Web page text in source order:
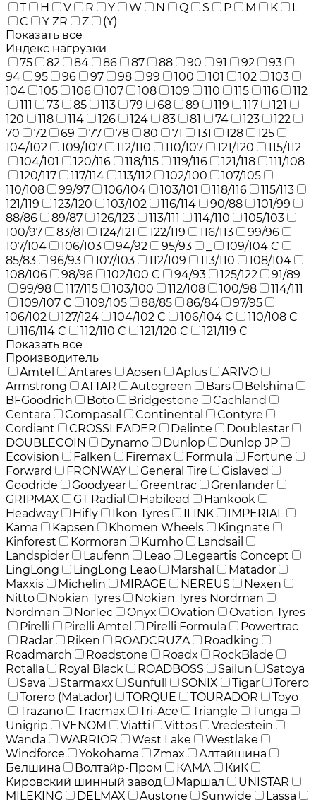
T
H V R Y W N Q S P M K
L
C
Y ZR Z
(Y)
Показать все
Индекс нагрузки
75
82 84 86 87 88 90 91 92
93
94
95 96 97 98 99 100 101 102
103
104
105 106 107 108 109 110 115 116
112
111
73 85 113 79 68 89 119 117
121
120
118 114 126 124 83 81 74 123
122
70
72 69 77 78 80 71 131 128
125
104/102
109/107 112/110 110/107 121/120
115/112
104/101
120/116 118/115 119/116 121/118
111/108
120/117
117/114 113/112 102/100
107/105
110/108
99/97 106/104 103/101 118/116
115/113
121/119
123/120 103/102 116/114 90/88
101/99
88/86
89/87 126/123 113/111 114/110
105/103
100/97
83/81 124/121 122/119 116/113
99/96
107/104
106/103 94/92 95/93
109/104 C
85/83
96/93 107/103 112/109 113/110
108/104
108/106
98/96 102/100 C 94/93 125/122
91/89
99/98
117/115 103/100 112/108 100/98
114/111
109/107 C
109/105 88/85 86/84
97/95
106/102
127/124 104/102 C 106/104 C
110/108 C
116/114 C
112/110 C 121/120 C
121/119 C
Показать все
Производитель
Amtel
Antares Aosen Aplus
ARIVO
Armstrong
ATTAR Autogreen Bars
Belshina
BFGoodrich
Boto Bridgestone
Cachland
Centara
Compasal Continental
Contyre
Cordiant
CROSSLEADER Delinte
Doublestar
DOUBLECOIN
Dynamo Dunlop
Dunlop JP
Ecovision
Falken Firemax Formula
Fortune
Forward
FRONWAY General Tire
Gislaved
Goodride
Goodyear Greentrac
Grenlander
GRIPMAX
GT Radial Habilead
Hankook
Headway
Hifly Ikon Tyres ILINK
IMPERIAL
Kama
Kapsen Khomen Wheels
Kingnate
Kinforest
Kormoran Kumho
Landsail
Landspider
Laufenn Leao
Legeartis Concept
LingLong
LingLong Leao Marshal
Matador
Maxxis
Michelin MIRAGE NEREUS
Nexen
Nitto
Nokian Tyres
Nokian Tyres Nordman
Nordman
NorTec Onyx Ovation
Ovation Tyres
Pirelli
Pirelli Amtel Pirelli Formula
Powertrac
Radar
Riken ROADCRUZA
Roadking
Roadmarch
Roadstone Roadx
RockBlade
Rotalla
Royal Black ROADBOSS Sailun
Satoya
Sava
Starmaxx Sunfull SONIX Tigar
Torero
Torero (Matador)
TORQUE TOURADOR
Toyo
Trazano
Tracmax Tri-Ace Triangle
Tunga
Unigrip
VENOM Viatti Vittos
Vredestein
Wanda
WARRIOR West Lake
Westlake
Windforce
Yokohama Zmax
Алтайшина
Белшина
Волтайр-Пром КАМА
КиК
Кировский шинный завод
Маршал
UNISTAR
MILEKING
DELMAX Austone Sunwide Lassa